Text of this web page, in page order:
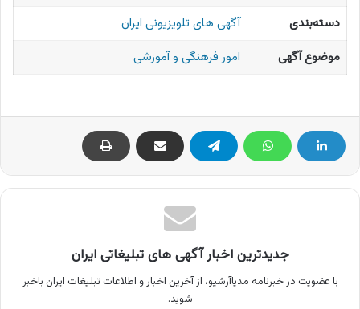
دسته‌بندی
آگهی های تلویزیونی ایران
موضوع آگهی
امور فرهنگی و آموزشی
جدیدترین اخبار آگهی های تبلیغاتی ایران
با عضویت در خبرنامه مدیاآرشیو، از آخرین اخبار و اطلاعات تبلیغات ایران باخبر
شوید.